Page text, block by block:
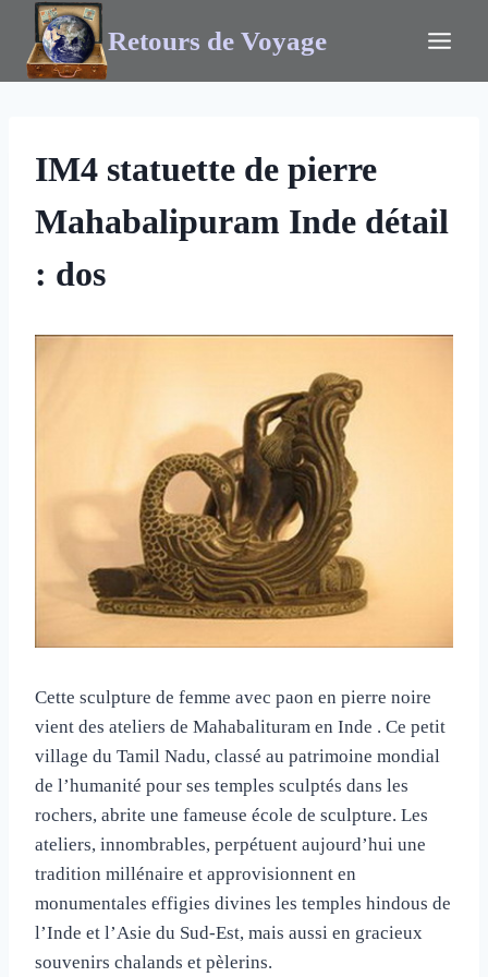
Retours de Voyage
IM4 statuette de pierre
Mahabalipuram Inde détail
: dos
Cette sculpture de femme avec paon en pierre noire
vient des ateliers de Mahabalituram en Inde . Ce petit
village du Tamil Nadu, classé au patrimoine mondial
de l’humanité pour ses temples sculptés dans les
rochers, abrite une fameuse école de sculpture. Les
ateliers, innombrables, perpétuent aujourd’hui une
tradition millénaire et approvisionnent en
monumentales effigies divines les temples hindous de
l’Inde et l’Asie du Sud-Est, mais aussi en gracieux
souvenirs chalands et pèlerins.